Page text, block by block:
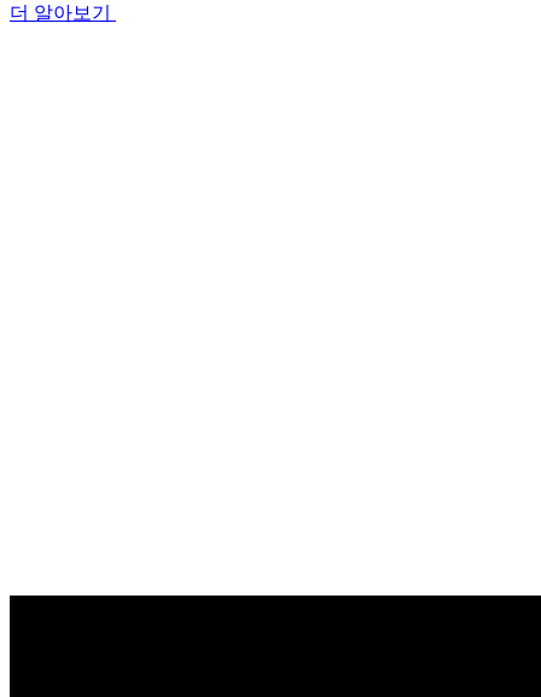
더 알아보기